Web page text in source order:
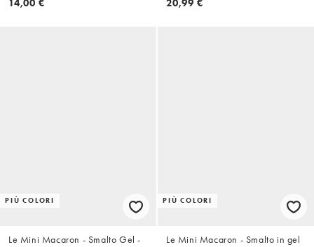
14,00 €
20,99 €
PIÙ COLORI
Le Mini Macaron - Smalto Gel -
PIÙ COLORI
Le Mini Macaron - Smalto in gel